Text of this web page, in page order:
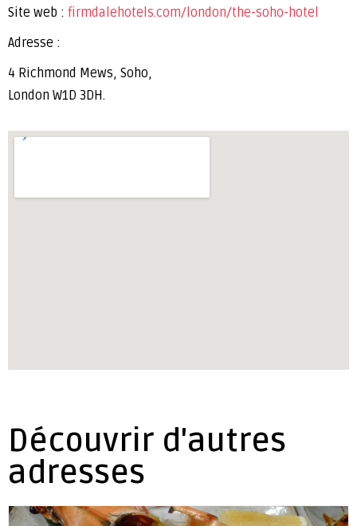
Site web : firmdalehotels.com/london/the-soho-hotel
Adresse :
4 Richmond Mews, Soho,
London W1D 3DH.
Découvrir d'autres
adresses